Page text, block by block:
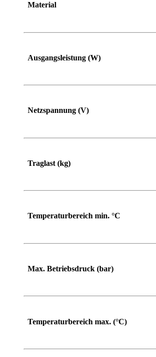
Material
Ausgangsleistung (W)
Netzspannung (V)
Traglast (kg)
Temperaturbereich min. °C
Max. Betriebsdruck (bar)
Temperaturbereich max. (°C)